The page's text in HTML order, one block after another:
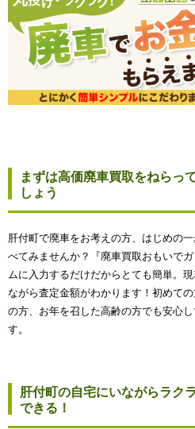
まずは高価廃車買取をねらっ
しょう
肝付町で廃車をお考えの方、はじめの
べてみませんか？『廃車買取おもいで
ムに入力するだけだからとても簡単。
ながら査定金額がわかります！初めて
の方、お年を召した高齢の方でも安心
す。
肝付町の自宅にいながらラク
できる！